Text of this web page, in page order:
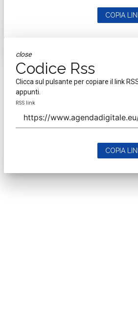
COPIA
close
Codice Rss
Clicca sul pulsante per copiare il link
appunti.
RSS link
COPIA